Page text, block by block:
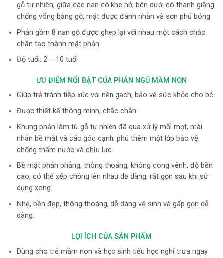
gỗ tự nhiên, giữa các nan có khe hở, bên dưới có thanh giằng
chống võng bằng gỗ, mặt được đánh nhẵn và sơn phủ bóng.
Phản gồm 8 nan gỗ được ghép lại với nhau một cách chắc
chắn tạo thành mặt phản
Độ tuổi: 2 – 10 tuổi
ƯU ĐIỂM NỔI BẬT CỦA PHẢN NGỦ MẦM NON
Giúp trẻ tránh tiếp xúc với nền gạch, bảo vệ sức khỏe cho bé.
Được thiết kế thông minh, chắc chắn
Khung phản làm từ gỗ tự nhiên đã qua xử lý mối mọt, mài
nhẵn bề mặt và các góc cạnh, phủ thêm một lớp bảo vệ
chống thấm nước và chịu lực.
Bề mặt phản phẳng, thông thoáng, không cong vênh, độ bền
cao, có thể xếp chồng lên nhau dễ dàng, rất gọn sau khi sử
dụng xong.
Nhẹ, bền đẹp, thông thoáng, dễ dàng vệ sinh và gấp gọn dễ
dàng.
LỢI ÍCH CỦA SẢN PHẨM
Dùng cho trẻ mầm non và học sinh tiểu học nghỉ trưa ngay